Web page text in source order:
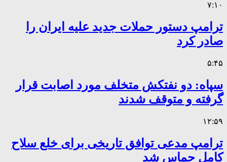
۷:۱۰
ترامپ دستور حملات جدید علیه ایران را
صادر کرد
۵:۴۵
سپاه: دو نفتکش متخلف مورد اصابت قرار
گرفته و متوقف شدند
۱۲:۵۹
ترامپ مدعی توافق تاریخی برای خلع سلاح
کامل حماس شد